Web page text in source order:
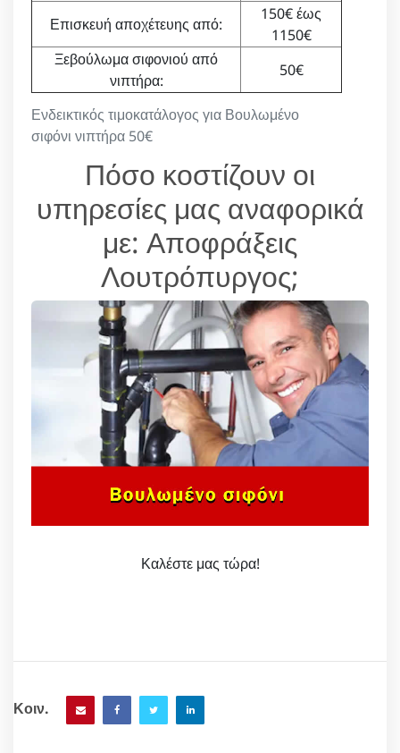
Ενδεικτικός τιμοκατάλογος για Βουλωμένο
σιφόνι νιπτήρα 50€
Επισκευή αποχέτευης από:
150€ έως
1150€
Ξεβούλωμα σιφονιού από
νιπτήρα:
50€
Πόσο κοστίζουν οι
υπηρεσίες μας αναφορικά
με: Αποφράξεις
Λουτρόπυργος;
Καλέστε μας τώρα!
Κοιν.